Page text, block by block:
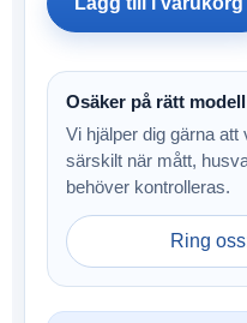
Osäker på rätt
Vi hjälper dig gärna att
särskilt när mått,
behöver kontrolleras.
Ring